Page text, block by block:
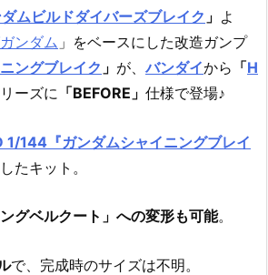
ムビルドダイバーズブレイク 」 よ
ンダム 」をベースにした改造ガンプ
ングブレイク 」 が、バンダイから 「H
ーズに 「BEFORE」 仕様で登場♪
1/144『ガンダムシャイニングブレイ
たキット。
ングベルクート」への変形も可能。
で、完成時のサイズは不明。